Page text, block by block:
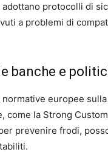
protocolli di
a problemi di
banche e
europee
come la Strong
prevenire frodi,